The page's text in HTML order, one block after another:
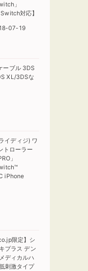
」
対応】
07-19
ーブル 3DS
XL/3DSな
イディジ) ワ
トローラー
」
iPhone
限定】シ
プラス デン
ディカルハ
刺激タイプ